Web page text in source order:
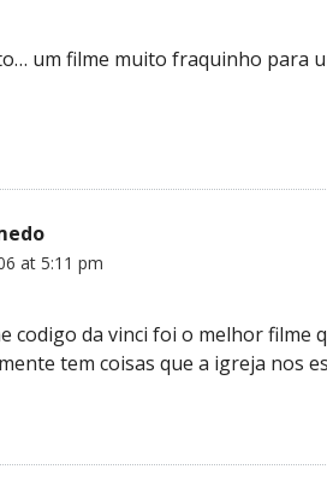
um filme muito fraquinho para
at 5:11 pm
codigo da vinci foi o melhor filme
tem coisas que a igreja nos